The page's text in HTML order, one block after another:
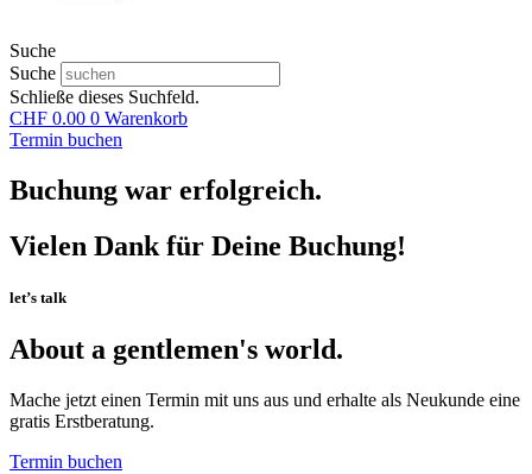
Suche
Suche
Schließe dieses Suchfeld.
CHF 0.00 0 Warenkorb
Termin buchen
Buchung war erfolgreich.
Vielen Dank für Deine Buchung!
let’s talk
About a gentlemen's world.
Mache jetzt einen Termin mit uns aus und erhalte als Neukunde eine
gratis Erstberatung.
Termin buchen